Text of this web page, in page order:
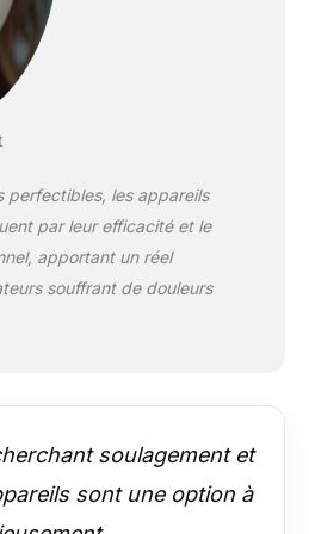
conséquent, nous
offrons une période
de remboursement
puissantes lumières
rend le temps de
traitement
considérablement
les tissus. Le
système de
luminothérapie rouge
perfectibles, les appareils
par leur efficacité et le
apportant un réel
souffrant de douleurs
soulagement et
sont une option à